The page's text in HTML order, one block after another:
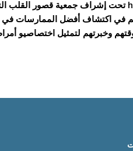
في اكتشاف أفضل الممارسات في
وخبرتهم لتمثيل اختصاصيو